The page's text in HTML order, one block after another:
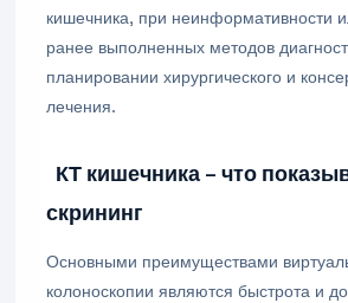
кишечника, при неинформативности
ранее выполненных методов
планировании хирургического и
лечения.
КТ кишечника – что
скрининг
Основными преимуществами
колоноскопии являются быстрота и